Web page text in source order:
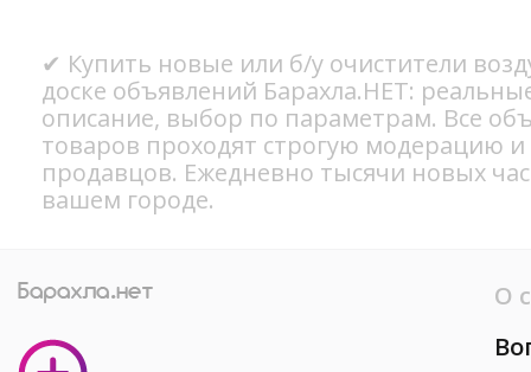
✔ Купить новые или б/у очистители
доске объявлений Барахла.НЕТ:
описание, выбор по параметрам. Все
товаров проходят строгую модерацию
продавцов. Ежедневно тысячи новых
вашем городе.
О